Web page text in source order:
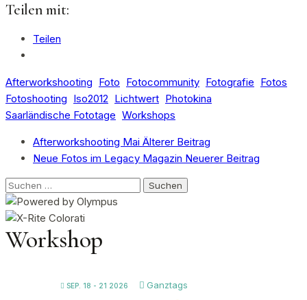
Teilen mit:
Teilen
Afterworkshooting Foto Fotocommunity Fotografie Fotos
Fotoshooting Iso2012 Lichtwert Photokina
Saarländische Fototage Workshops
Afterworkshooting Mai Älterer Beitrag
Neue Fotos im Legacy Magazin Neuerer Beitrag
Suchen
nach:
Workshop
SEP. 18 - 21 2026
Ganztags